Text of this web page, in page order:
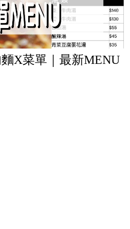
X菜單｜最新MENU